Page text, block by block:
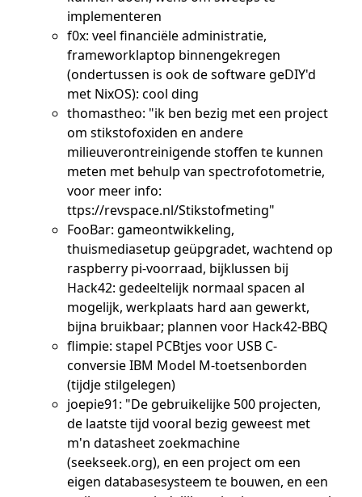
implementeren
f0x: veel financiële administratie,
frameworklaptop binnengekregen
(ondertussen is ook de software geDIY'd
met NixOS): cool ding
thomastheo: "ik ben bezig met een project
om stikstofoxiden en andere
milieuverontreinigende stoffen te kunnen
meten met behulp van spectrofotometrie,
voor meer info:
ttps://revspace.nl/Stikstofmeting"
FooBar: gameontwikkeling,
thuismediasetup geüpgradet, wachtend op
raspberry pi-voorraad, bijklussen bij
Hack42: gedeeltelijk normaal spacen al
mogelijk, werkplaats hard aan gewerkt,
bijna bruikbaar; plannen voor Hack42-BBQ
flimpie: stapel PCBtjes voor USB C-
conversie IBM Model M-toetsenborden
(tijdje stilgelegen)
joepie91: "De gebruikelijke 500 projecten,
de laatste tijd vooral bezig geweest met
m'n datasheet zoekmachine
(seekseek.org), en een project om een
eigen databasesysteem te bouwen, en een